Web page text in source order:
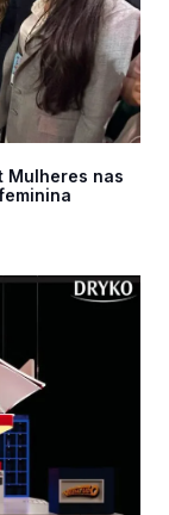
Mulheres nas